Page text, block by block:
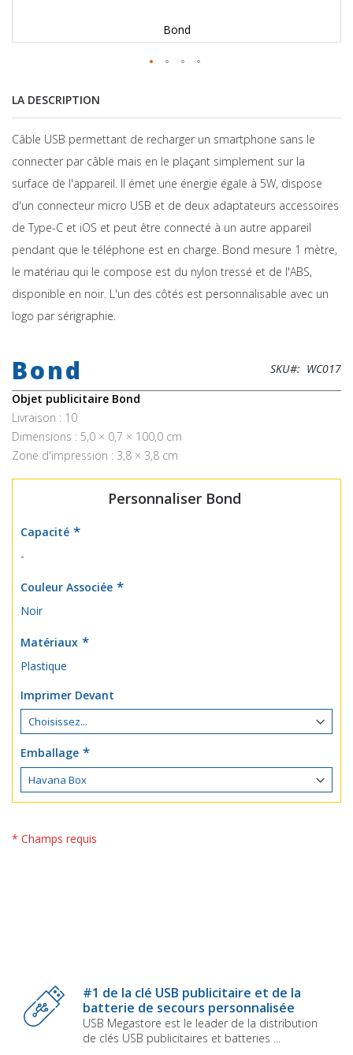
Bond
LA DESCRIPTION
Câble USB permettant de recharger un smartphone sans le
connecter par câble mais en le plaçant simplement sur la
surface de l'appareil. Il émet une énergie égale à 5W, dispose
d'un connecteur micro USB et de deux adaptateurs accessoires
de Type-C et iOS et peut être connecté à un autre appareil
pendant que le téléphone est en charge. Bond mesure 1 mètre,
le matériau qui le compose est du nylon tressé et de l'ABS,
disponible en noir. L'un des côtés est personnalisable avec un
logo par sérigraphie.
the
beginning
of
the
images
gallery
Bond SKU
WC017
Objet publicitaire Bond
Livraison : 10
Dimensions : 5,0 × 0,7 × 100,0 cm
Zone d'impression : 3,8 × 3,8 cm
Personnaliser Bond
Capacité
-
Couleur Associée
Noir
Matériaux
Plastique
Imprimer Devant
Emballage
* Champs requis
#1 de la clé USB publicitaire et de la
batterie de secours personnalisée
USB Megastore est le leader de la distribution
de clés USB publicitaires et batteries ...